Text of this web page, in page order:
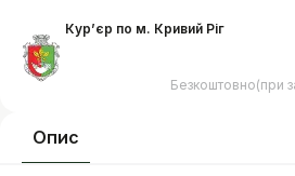
Опис
Курʼєр по м. Кривий Ріг
Безкоштовно(при